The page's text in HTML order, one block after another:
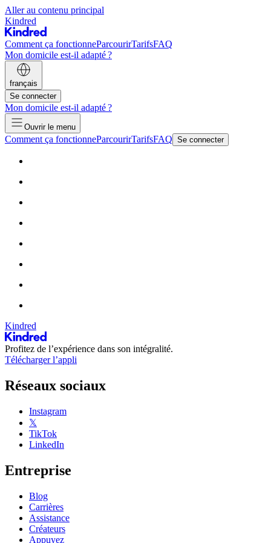
Aller au contenu principal
Kindred
Comment ça fonctionneParcourirTarifsFAQ
Mon domicile est-il adapté ?
français
Se connecter
Mon domicile est-il adapté ?
Ouvrir le menu
Comment ça fonctionneParcourirTarifsFAQ Se connecter
Kindred
Profitez de l’expérience dans son intégralité.
Télécharger l’appli
Réseaux sociaux
Instagram
𝕏
TikTok
LinkedIn
Entreprise
Blog
Carrières
Assistance
Créateurs
Appuyez